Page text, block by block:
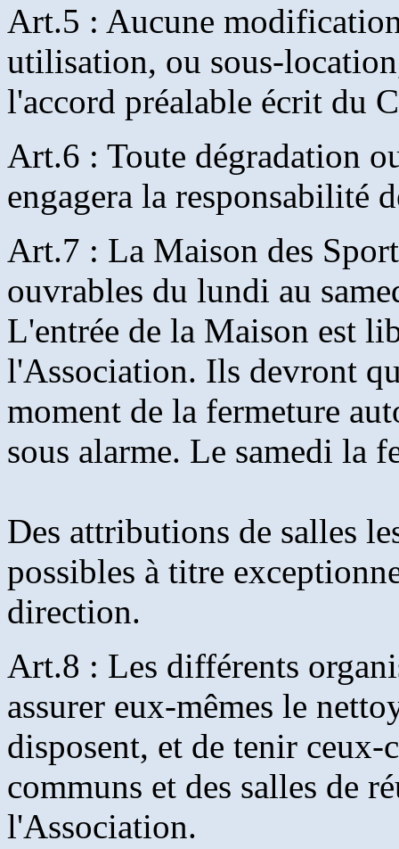
Art.5 : Aucune
utilisation, ou sous-
l'accord préalable écrit du
Art.6 : Toute dégradation
engagera la responsabilité
Art.7 : La Maison des
ouvrables du lundi au
L'entrée de la Maison est
l'Association. Ils devront
moment de la fermeture
sous alarme. Le samedi la
Des attributions de salles
possibles à titre
direction.
Art.8 : Les différents
assurer eux-mêmes le
disposent, et de tenir
communs et des salles de
l'Association.